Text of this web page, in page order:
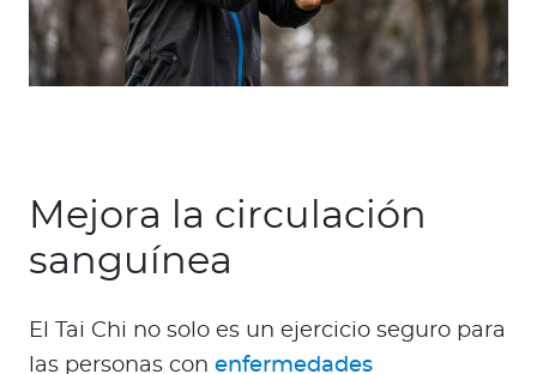
Mejora la circulación
sanguínea
El Tai Chi no solo es un ejercicio seguro para
las personas con enfermedades